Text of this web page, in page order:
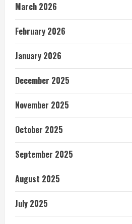
March 2026
February 2026
January 2026
December 2025
November 2025
October 2025
September 2025
August 2025
July 2025